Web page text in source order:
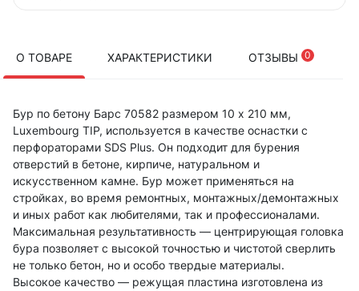
О ТОВАРЕ ХАРАКТЕРИСТИКИ ОТЗЫВЫ 0
Бур по бетону Барс 70582 размером 10 х 210 мм,
Luxembourg TIP, используется в качестве оснастки с
перфораторами SDS Plus. Он подходит для бурения
отверстий в бетоне, кирпиче, натуральном и
искусственном камне. Бур может применяться на
стройках, во время ремонтных, монтажных/демонтажных
и иных работ как любителями, так и профессионалами.
Максимальная результативность — центрирующая головка
бура позволяет с высокой точностью и чистотой сверлить
не только бетон, но и особо твердые материалы.
Высокое качество — режущая пластина изготовлена из